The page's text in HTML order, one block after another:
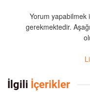
Yorum yapabilmek
gerekmektedir.
İlgili İçerikler